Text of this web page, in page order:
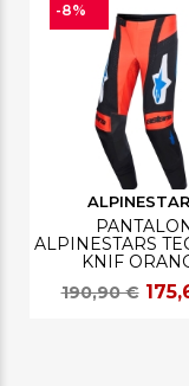
PANTALON
ALPINESTARS
KNIF
190,90 €
-8%